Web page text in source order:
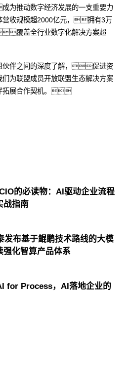
为推动数字经济发展的一支重要力
收规模超2000亿元，拥有3万
覆盖全行业数字化解决方案超
伙伴之间的深度了解，促进资
联盟成员开放联盟生态解决方案
展合作契机。
的必读物：AI驱动企业流程
战指南
发布基于鲲鹏技术路线的大模
强化智算产品体系
for Process，AI落地企业的